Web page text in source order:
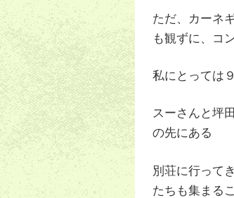
ただ、カーネ
も観ずに、コ
私にとっては
スーさんと坪
の先にある
別荘に行って
たちも集まる